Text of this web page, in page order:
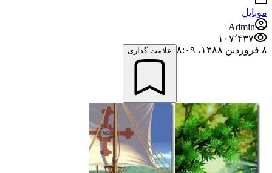
موبایل
Admin
۱۰۷٬۴۳۷
۸ فروردین ۱۳۸۸،‏ ۸:۰۹
علامت گذاری